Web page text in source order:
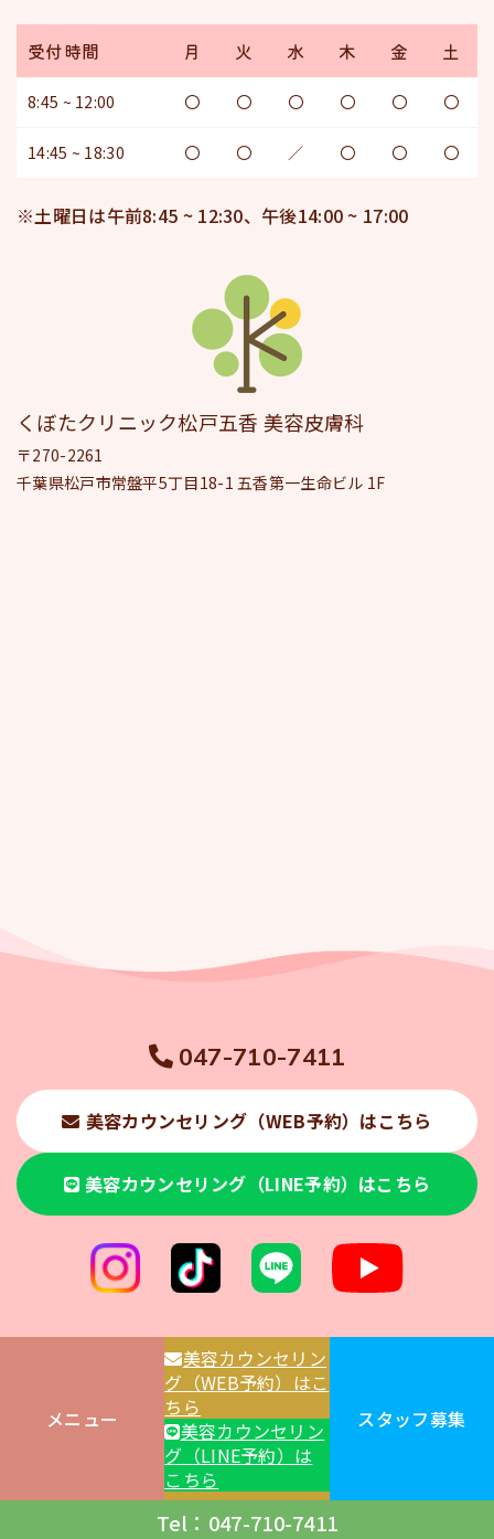
受付時間 月 火 水 木 金 土
8:45 ~ 12:00 〇 〇 〇 〇 〇 〇
14:45 ~ 18:30 〇 〇 ／ 〇 〇 〇
※土曜日は午前8:45 ~ 12:30、午後14:00 ~ 17:00
くぼたクリニック松戸五香 美容皮膚科
〒270-2261
千葉県松戸市常盤平5丁目18-1 五香第一生命ビル 1F
047-710-7411
美容カウンセリング（WEB予約）はこちら
美容カウンセリング（LINE予約）はこちら
© 2025 くぼたクリニック松戸五香
メニュー
美容カウンセリン
グ（WEB予約）はこ
ちら
美容カウンセリン
グ（LINE予約）は
こちら
スタッフ募集
Tel：047-710-7411